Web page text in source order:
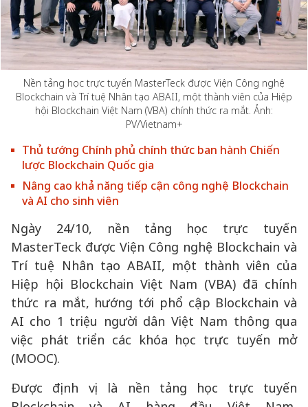
Nền tảng học trực tuyến MasterTeck được Viện Công nghệ
Blockchain và Trí tuệ Nhân tạo ABAII, một thành viên của Hiệp
hội Blockchain Việt Nam (VBA) chính thức ra mắt. Ảnh:
PV/Vietnam+
Thủ tướng Chính phủ chính thức ban hành Chiến
lược Blockchain Quốc gia
Nâng cao khả năng tiếp cận công nghệ Blockchain
và AI cho sinh viên
Ngày 24/10, nền tảng học trực tuyến
MasterTeck được Viện Công nghệ Blockchain và
Trí tuệ Nhân tạo ABAII, một thành viên của
Hiệp hội Blockchain Việt Nam (VBA) đã chính
thức ra mắt, hướng tới phổ cập Blockchain và
AI cho 1 triệu người dân Việt Nam thông qua
việc phát triển các khóa học trực tuyến mở
(MOOC).
Được định vị là nền tảng học trực tuyến